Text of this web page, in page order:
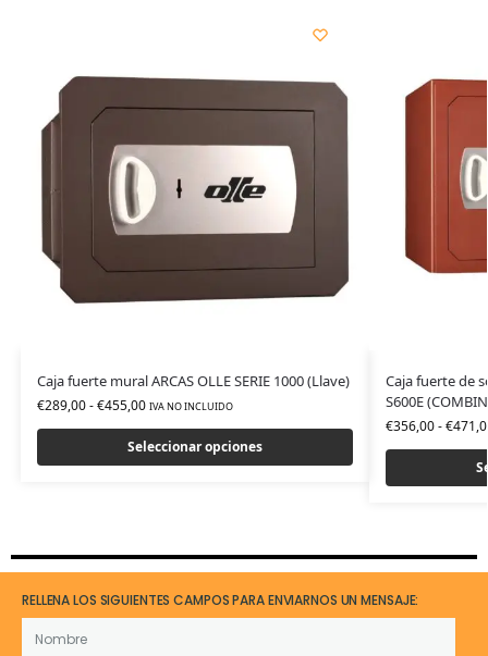
Caja fuerte mural ARCAS OLLE SERIE 1000 (Llave)
€289,00-€455,00 IVA NO INCLUIDO
Seleccionar opciones
Caja fuerte de
S600E
€356,00-€
RELLENA LOS SIGUIENTES CAMPOS PARA ENVIARNOS UN MENSAJE: